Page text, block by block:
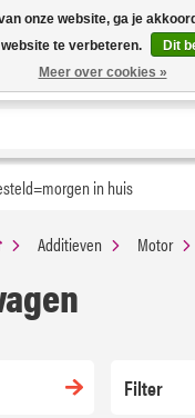
werkdagen | Nu 25% korting op
met kortingscode ''verfrissend''
in huis
Additieven Motor
Filter
onze website, ga je
te verbeteren.
Dit
Meer over cookies »